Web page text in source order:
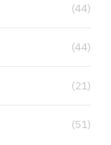
(44)
(44)
(21)
(51)